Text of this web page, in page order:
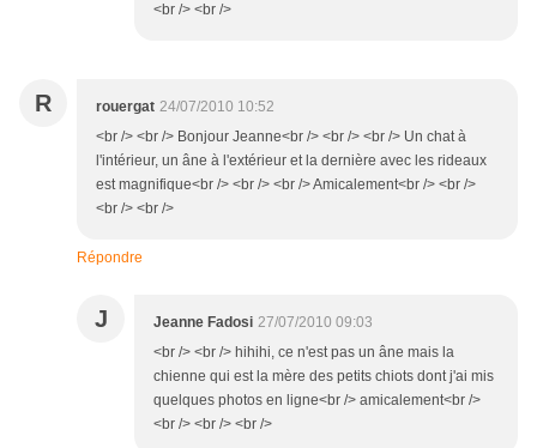
<br /> <br />
R rouergat 24/07/2010 10:52
<br /> <br /> Bonjour Jeanne<br /> <br /> <br /> Un chat à
l'intérieur, un âne à l'extérieur et la dernière avec les rideaux
est magnifique<br /> <br /> <br /> Amicalement<br /> <br />
<br /> <br />
Répondre
J Jeanne Fadosi 27/07/2010 09:03
<br /> <br /> hihihi, ce n'est pas un âne mais la
chienne qui est la mère des petits chiots dont j'ai mis
quelques photos en ligne<br /> amicalement<br />
<br /> <br /> <br />